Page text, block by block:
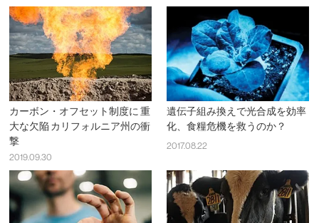
カーボン・オフセット制度に 重
大な欠陥 カリフォルニア州の衝
撃
2019.09.30
遺伝子組み換えで光合成を効率
化、食糧危機を救うのか？
2017.08.22